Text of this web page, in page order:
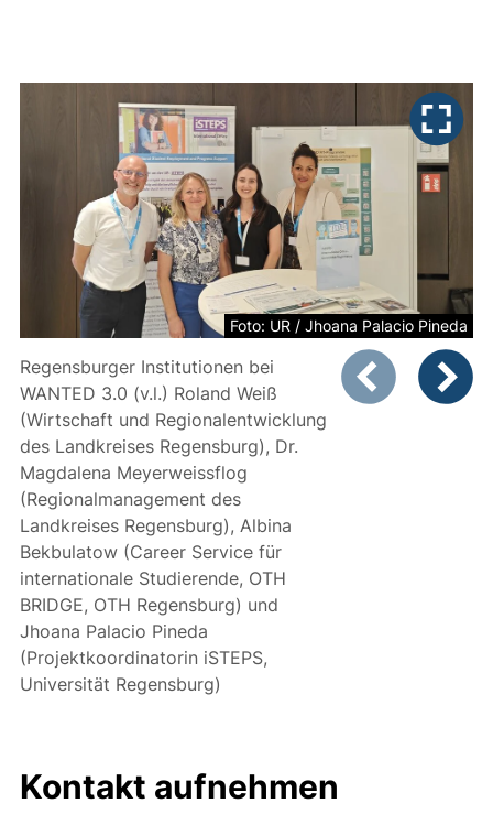
Foto: UR / Jhoana Palacio Pineda
Regensburger Institutionen bei
WANTED 3.0 (v.l.) Roland Weiß
(Wirtschaft und Regionalentwicklung
des Landkreises Regensburg), Dr.
Magdalena Meyerweissflog
(Regionalmanagement des
Landkreises Regensburg), Albina
Bekbulatow (Career Service für
internationale Studierende, OTH
BRIDGE, OTH Regensburg) und
Jhoana Palacio Pineda
(Projektkoordinatorin iSTEPS,
Universität Regensburg)
Zeigt Folie 1
Kontakt aufnehmen